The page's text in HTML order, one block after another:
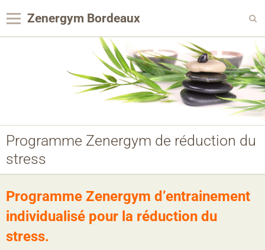
Zenergym Bordeaux
Votre compte
Agenda
Album photo
Panier
Pages
Programme Zenergym de réduction du
stress
Programme Zenergym d’entrainement
individualisé pour la réduction du
stress.